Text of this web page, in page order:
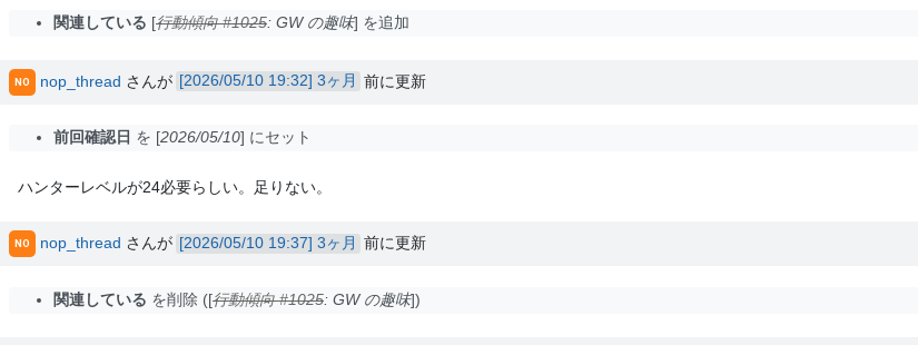
関連している 行動傾向 #1025: GW の趣味 を追加
NO nop_thread さんが 3ヶ月 前に更新
前回確認日 を 2026/05/10 にセット
ハンターレベルが24必要らしい。足りない。
NO nop_thread さんが 3ヶ月 前に更新
関連している を削除 ( 行動傾向 #1025: GW の趣味 )